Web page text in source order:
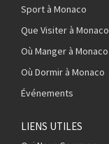
Sport à Monaco
Que Visiter à Monaco
Où Manger à Monaco
Où Dormir à Monaco
Événements
LIENS UTILES